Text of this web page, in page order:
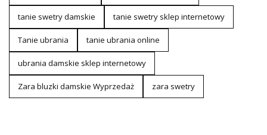
tanie swetry damskie tanie swetry sklep internetowy
Tanie ubrania tanie ubrania online
ubrania damskie sklep internetowy
Zara bluzki damskie Wyprzedaż zara swetry